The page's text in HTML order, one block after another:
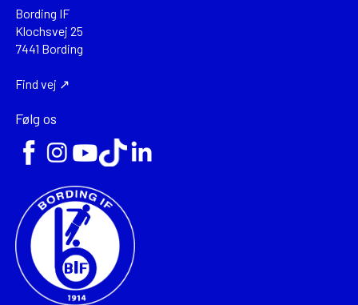
Bording IF
Klochsvej 25
7441 Bording
Find vej ↗
Følg os